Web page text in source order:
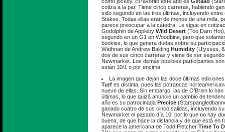
cotiza a la par. Tiene cinco carreras, habiendo
sido segundo en las tres últimas, incluyendo
Stakes. Todas ellas eran de menos de una milla,
parece preocupar a la cátedra. Le sigue en
Godolphin de Appleby Wild Desert (Too Darn
segundo en un G1 en Woodbine, pero que
bookies, lo que genera dudas sobre su
Wathnan de Andrew Balding Humidity (Ulysses,
dos de sus cinco carreras y viene de ser
Newmarket. Los demás posibles participantes
están 10/1 o por encima.
La imagen que dejan las doce últimas
Turf es distinta, pues las potrancas
nueve de ellas. Sin embargo, las de O’Brien lo
últimas, lo que quizá anuncie un cambio de
año es su patrocinada Precise
ganado cuatro de sus cinco salidas, incluyendo
Newmarket el pasado día 10, por lo que no hay
buena, de que hace la distancia y de que está en
aparece la americana de Todd Pletcher Time To